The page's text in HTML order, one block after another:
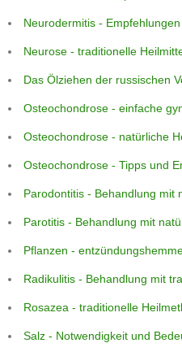
Neurodermitis -
Neurose - traditionelle
Das Ölziehen der russischen
Osteochondrose - einfache
Osteochondrose - natürliche
Osteochondrose - Tipps und
Parodontitis - Behandlung mit
Parotitis - Behandlung mit
Pflanzen -
Radikulitis - Behandlung mit
Rosazea - traditionelle
Salz - Notwendigkeit und